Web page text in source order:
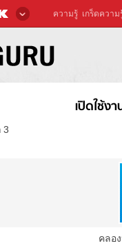
ความรู้ เกร็ดความ
เปิดใช้ง
3
คลอ